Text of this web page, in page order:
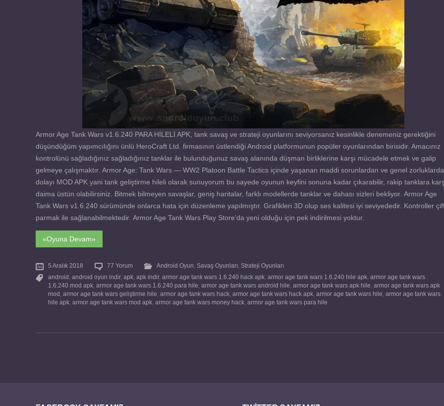
Armor Age Tank Wars v1.6.240 PARA HİLELİ APK, tank savaş ve strateji oyunlarını seviyorsanız kesinlikle denemeniz gerektiğini
düşündüğüm yapımcılığını ünlü HeroCraft Ltd. firmasının üstlendiği Android platformunun popüler oyunlarından birisidir. Amacınız
kontrolünü sağladığınız sağladığınız tanklar ile bulunduğunuz savaş alanında düşman birliklerine karşı mücadele etmek ve galip
gelmeye çalışmaktır. Armor Age: Tank Wars — WW2 Platoon Battle Tactics içinde yaşanan maddi sorunlardan ve genel
dolayı MOD APK yani tank geliştirme hileli olarak sunuyorum bu sayede oyunun keyfini sonuna kadar çıkarabilir, rakip tanklara
daima üstün olabilirsiniz. Bitmek bilmeyen savaşlar, geniş haritalar, farklı modellerde tanklar ve dahası sizleri bekliyor. Armor Age
Tank Wars v1.6.240 sürümünde onlarca hata için düzenleme yapılmıştır. Grafikleri 3D olup ses kalitesi iyi seviyededir. Kontroller
parmak ile sağlanabilmektedir. Armor Age Tank Wars Play Store’da yeni olduğu için pek indirilmesi yoktur.
«Oyuna Devam»
5 Aralık 2018 77 Yorum Android Oyun, Savaş Oyunları, Strateji Oyunları
android , android oyun indir, apk, apk indir, armor age tank wars 1.6.240 hack apk, armor age tank wars 1.6.240 hile apk, armor age tank wars
1.6.240 mod apk, armor age tank wars 1.6.240 para hile, armor age tank wars android hile, armor age tank wars apk hile, armor age tank wars apk
mod , armor age tank wars geliştirme hile, armor age tank wars hack, armor age tank wars hack apk, armor age tank wars hile, armor age tank wars
hile apk, armor age tank wars mod apk, armor age tank wars money hack, armor age tank wars para hile